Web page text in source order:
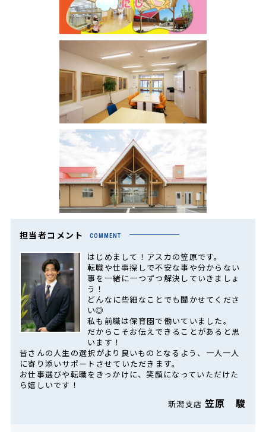
担当者コメント COMMENT
はじめまして！アスカの笠原です。
転職や仕事探しで不安な事や分からない
事を一緒に一つずつ解決していきましょ
う！
どんなに些細なことでも聞かせてくださ
い◎
私も前職は保育園で働いていました。
だからこそお伝えできることがあると思
います！
皆さんの人生の選択がより良いものとなるよう、一人一人
に寄り添いサポートさせていただきます。
お仕事選びや転職をきっかけに、笑顔になっていただけた
ら嬉しいです！
新潟支店 笠原 駿